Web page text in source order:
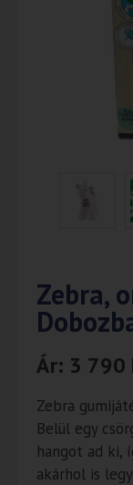
Zebra,
Ár: 3 790
Zebra
Belül egy
hangot ad ki,
akárhol is